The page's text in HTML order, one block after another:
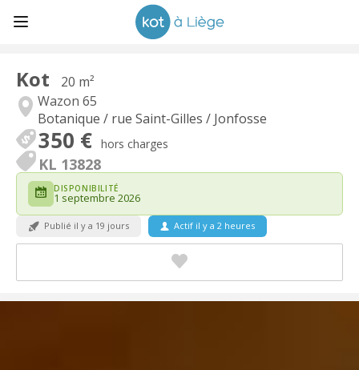
Kot
20 m²
Wazon 65
Botanique / rue Saint-Gilles / Jonfosse
350 € hors charges
KL 13828
DISPONIBILITÉ
1 septembre 2026
Publié il y a 19 jours Actif il y a 2 heures